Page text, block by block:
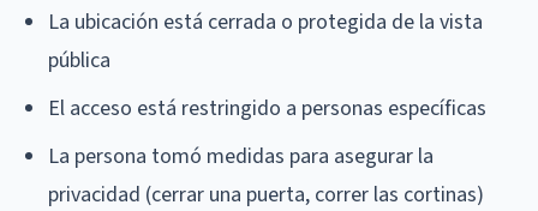
La ubicación está cerrada o protegida de la vista
pública
El acceso está restringido a personas específicas
La persona tomó medidas para asegurar la
privacidad (cerrar una puerta, correr las cortinas)